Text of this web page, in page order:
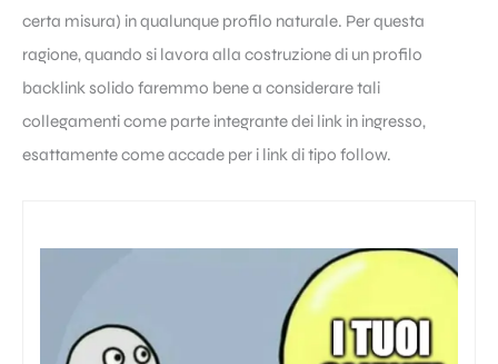
certa misura) in qualunque profilo naturale. Per questa
ragione, quando si lavora alla costruzione di un profilo
backlink solido faremmo bene a considerare tali
collegamenti come parte integrante dei link in ingresso,
esattamente come accade per i link di tipo follow.